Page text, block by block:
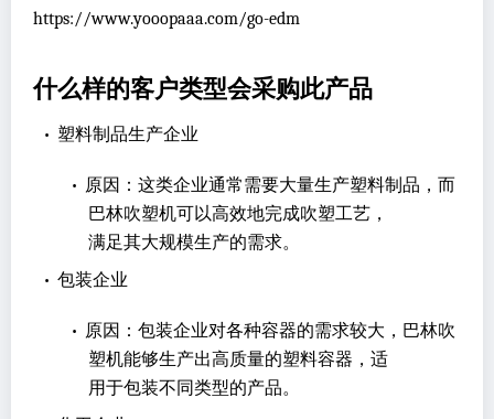
https://www.yooopaaa.com/go-edm
什么样的客户类型会采购此产品
• 塑料制品生产企业
• 原因：这类企业通常需要大量生产塑料制品，而
巴林吹塑机可以高效地完成吹塑工艺，
满足其大规模生产的需求。
• 包装企业
• 原因：包装企业对各种容器的需求较大，巴林吹
塑机能够生产出高质量的塑料容器，适
用于包装不同类型的产品。